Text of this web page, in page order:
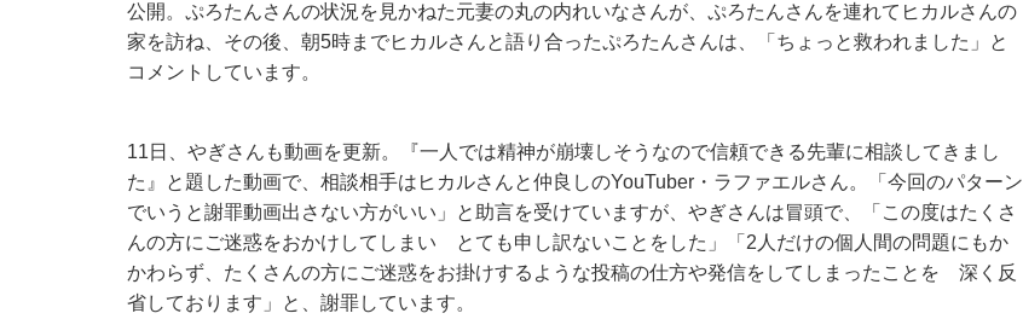
公開。ぷろたんさんの状況を見かねた元妻の丸の内れいなさんが、ぷろたんさんを連れてヒカルさんの
家を訪ね、その後、朝5時までヒカルさんと語り合ったぷろたんさんは、「ちょっと救われました」と
コメントしています。
11日、やぎさんも動画を更新。『一人では精神が崩壊しそうなので信頼できる先輩に相談してきまし
た』と題した動画で、相談相手はヒカルさんと仲良しのYouTuber・ラファエルさん。「今回のパターン
でいうと謝罪動画出さない方がいい」と助言を受けていますが、やぎさんは冒頭で、「この度はたくさ
んの方にご迷惑をおかけしてしまい とても申し訳ないことをした」「2人だけの個人間の問題にもか
かわらず、たくさんの方にご迷惑をお掛けするような投稿の仕方や発信をしてしまったことを 深く反
省しております」と、謝罪しています。